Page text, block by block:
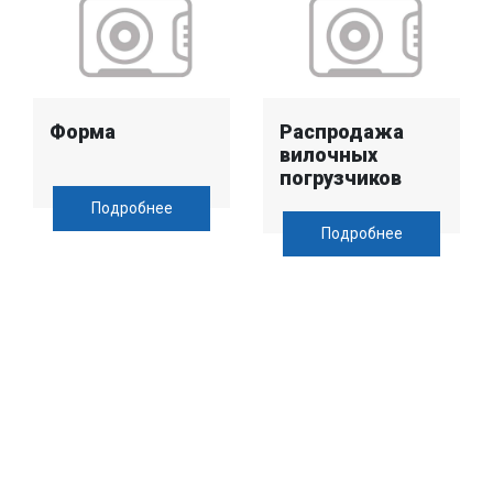
Форма
Подробнее
Распродажа
вилочных
погрузчиков
Подробнее